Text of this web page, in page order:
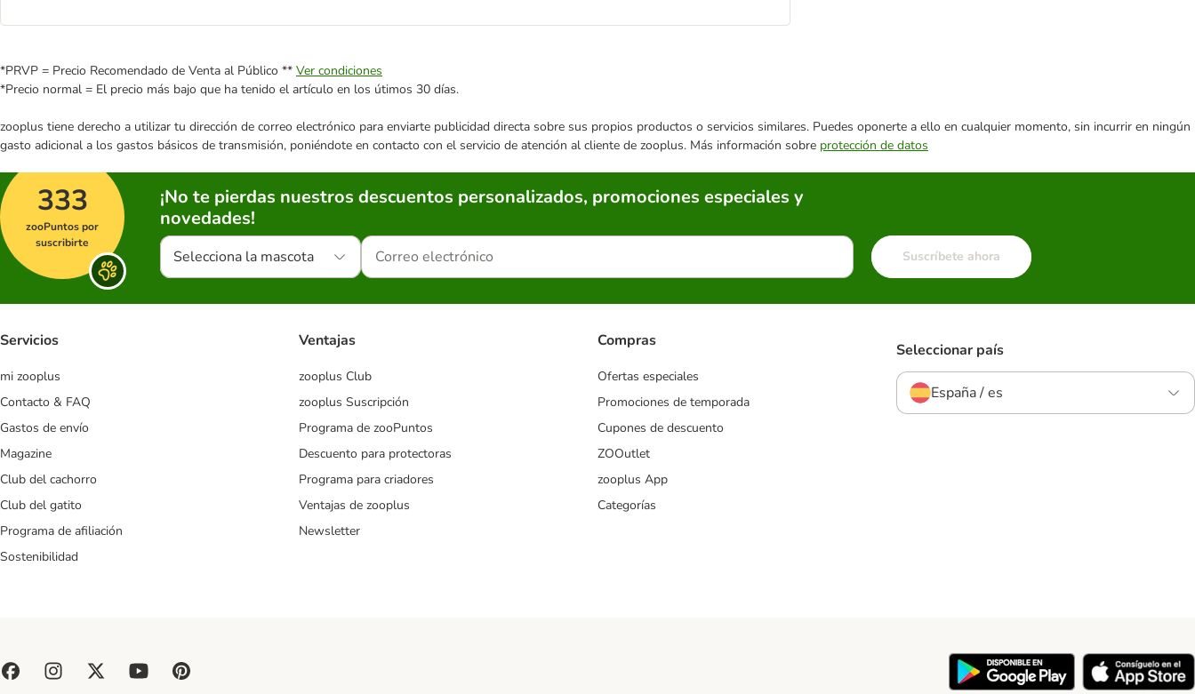
*PRVP = Precio Recomendado de Venta al Público ** Ver condiciones
*Precio normal = El precio más bajo que ha tenido el artículo en los útimos 30 días.
zooplus tiene derecho a utilizar tu dirección de correo electrónico para enviarte publicidad directa sobre sus propios productos o servicios similares. Puedes oponerte a ello en cualquier momento, sin incurrir en ningún
gasto adicional a los gastos básicos de transmisión, poniéndote en contacto con el servicio de atención al cliente de zooplus. Más información sobre protección de datos
333
zooPuntos por
suscribirte
¡No te pierdas nuestros descuentos personalizados, promociones especiales y
novedades!
Selecciona la mascota Suscríbete ahora
Servicios
mi zooplus
Contacto & FAQ
Gastos de envío
Magazine
Club del cachorro
Club del gatito
Programa de afiliación
Sostenibilidad
Ventajas
zooplus Club
zooplus Suscripción
Programa de zooPuntos
Descuento para protectoras
Programa para criadores
Ventajas de zooplus
Newsletter
Compras
Ofertas especiales
Promociones de temporada
Cupones de descuento
ZOOutlet
zooplus App
Categorías
Seleccionar país
España / es